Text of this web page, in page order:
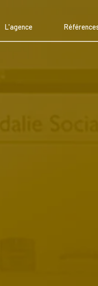
L'agence